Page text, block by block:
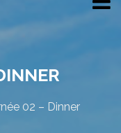
02 – Dinner